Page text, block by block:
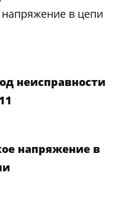
напряжение в цепи
неисправности
напряжение в